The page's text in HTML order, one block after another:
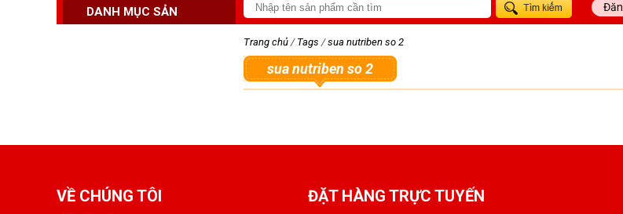
DANH MỤC SẢN
Trang chủ / Tags / sua nutriben so 2
sua nutriben so 2
VỀ CHÚNG TÔI ĐẶT HÀNG TRỰC TUYẾN